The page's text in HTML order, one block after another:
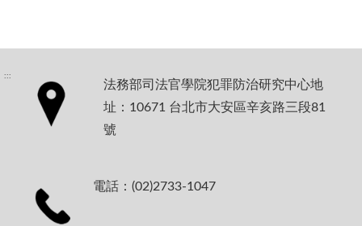
:::
法務部司法官學院犯罪防治研究中心地
址：10671 台北市大安區辛亥路三段81
號
電話：(02)2733-1047